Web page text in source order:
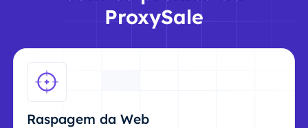
ProxySale
Raspagem da Web